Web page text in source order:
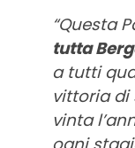
“Questa
tutta
a tutti
vittoria di
vinta